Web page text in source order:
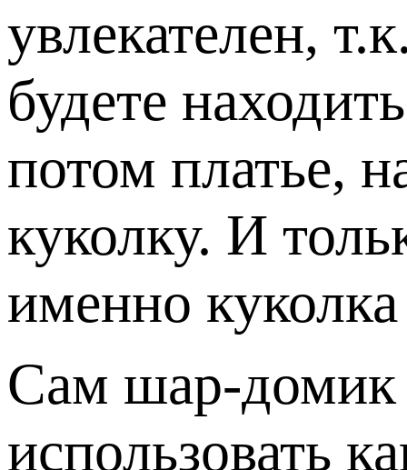
увлекателен,
будете
потом платье,
куколку. И
именно
Сам шар-домик
использовать